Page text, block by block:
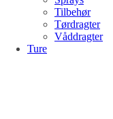
Tilbehør
Tørdragter
Våddragter
Ture